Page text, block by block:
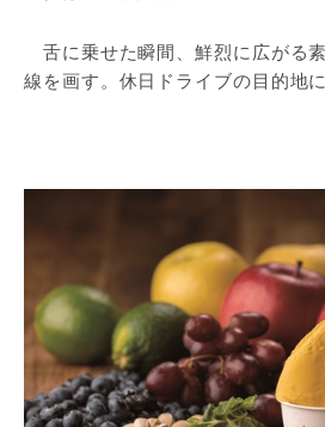
舌に乗せた瞬間、鮮烈に広がる
線を画す。休日ドライブの目的地